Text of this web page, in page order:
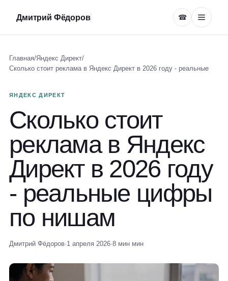
Дмитрий Фёдоров ☎
Главная/Яндекс Директ/
Сколько стоит реклама в Яндекс Директ в 2026 году - реальные
ЯНДЕКС ДИРЕКТ
Сколько стоит
реклама в Яндекс
Директ в 2026 году
- реальные цифры
по нишам
Дмитрий Фёдоров·1 апреля 2026·8 мин мин